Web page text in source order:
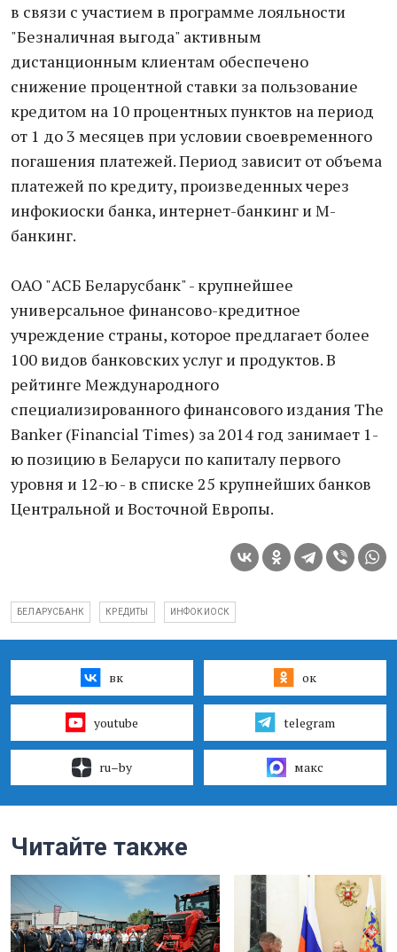
в связи с участием в программе лояльности
"Безналичная выгода" активным
дистанционным клиентам обеспечено
снижение процентной ставки за пользование
кредитом на 10 процентных пунктов на период
от 1 до 3 месяцев при условии своевременного
погашения платежей. Период зависит от объема
платежей по кредиту, произведенных через
инфокиоски банка, интернет-банкинг и М-
банкинг.
ОАО "АСБ Беларусбанк" - крупнейшее
универсальное финансово-кредитное
учреждение страны, которое предлагает более
100 видов банковских услуг и продуктов. В
рейтинге Международного
специализированного финансового издания The
Banker (Financial Times) за 2014 год занимает 1-
ю позицию в Беларуси по капиталу первого
уровня и 12-ю - в списке 25 крупнейших банков
Центральной и Восточной Европы.
БЕЛАРУСБАНК КРЕДИТЫ ИНФОКИОСК
вк ок
youtube telegram
ru–by макс
Читайте также